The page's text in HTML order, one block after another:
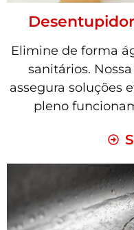
Elimine de forma
sanitários.
assegura soluções
pleno